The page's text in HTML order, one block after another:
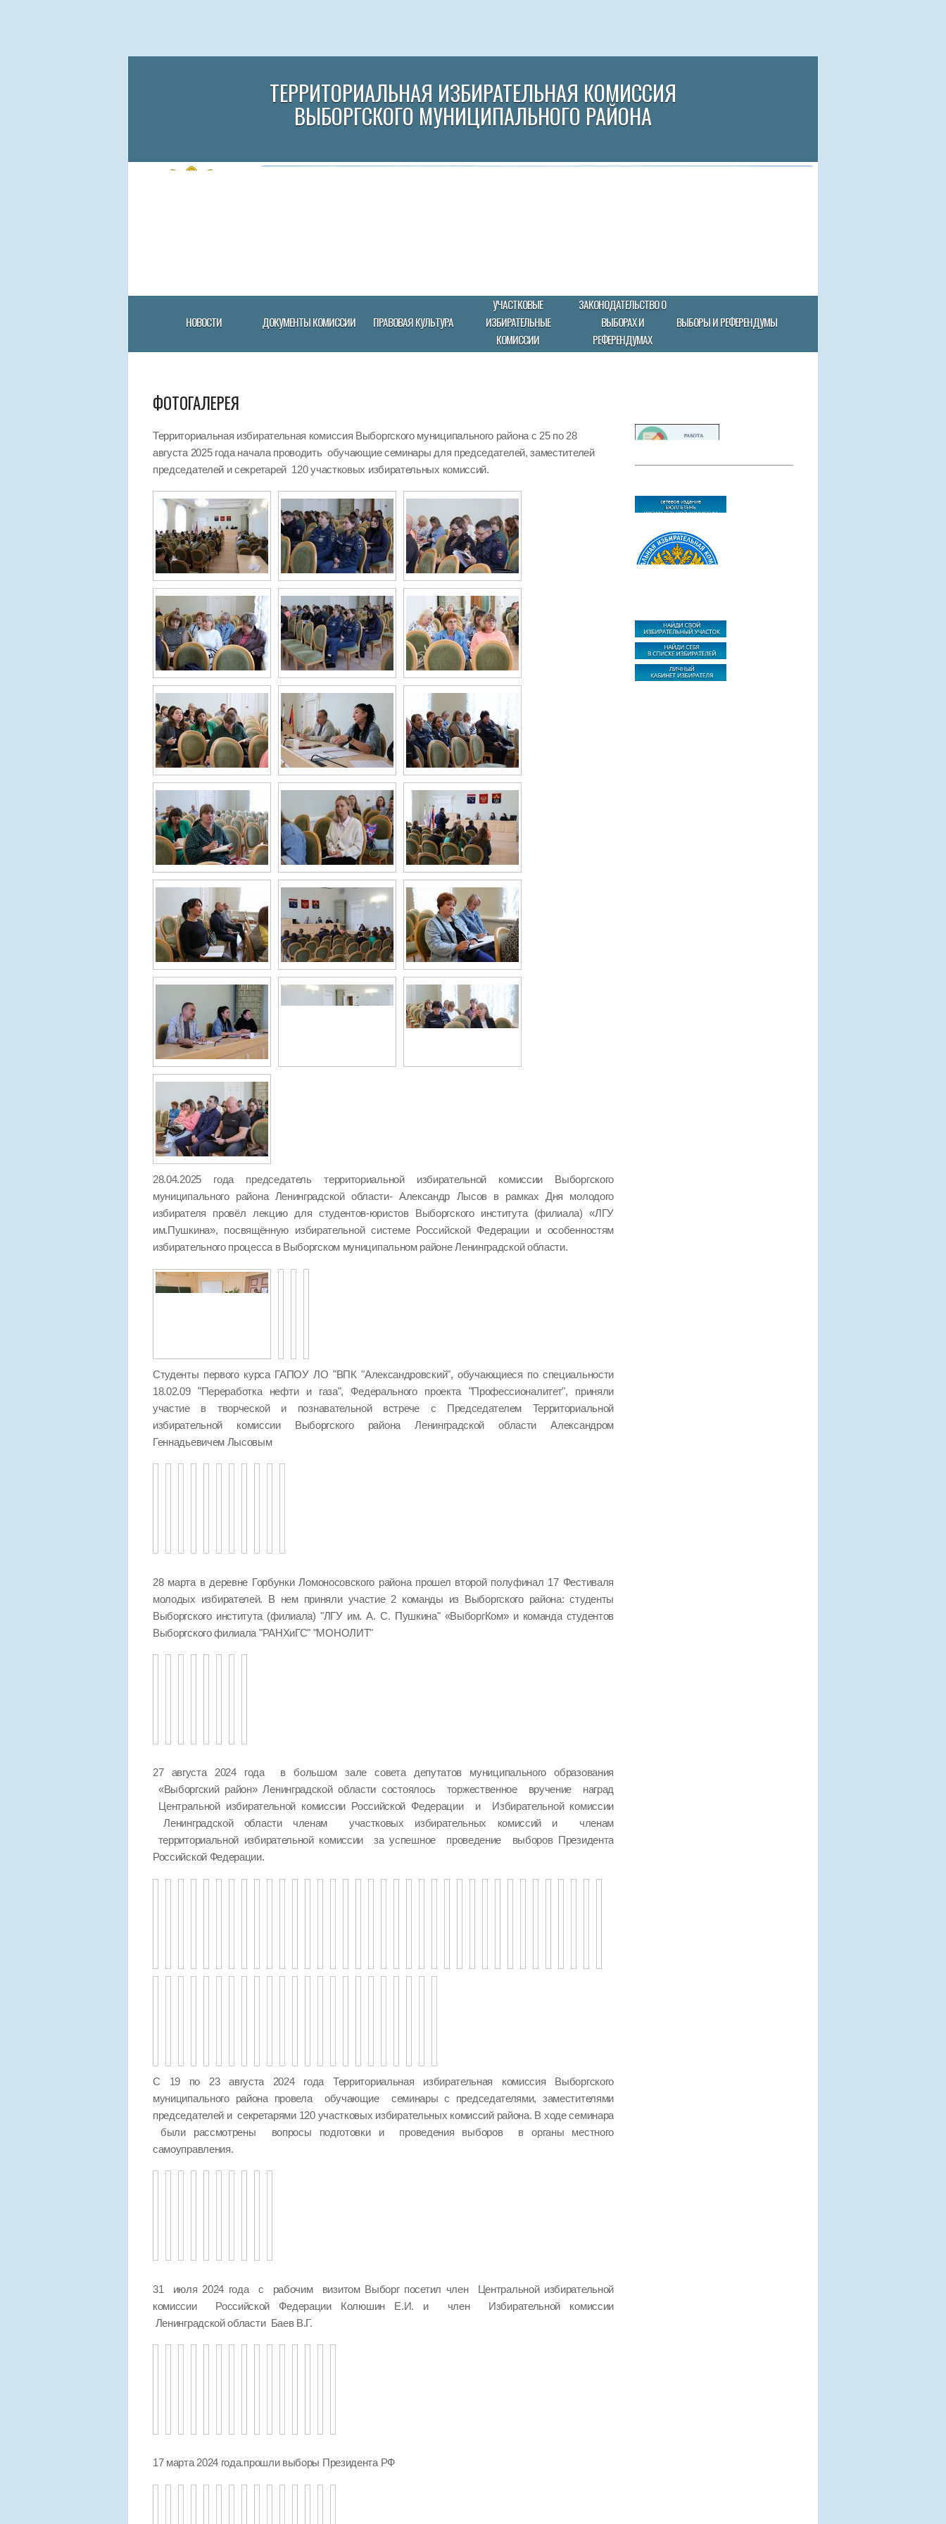
ТЕРРИТОРИАЛЬНАЯ ИЗБИРАТЕЛЬНАЯ КОМИССИЯ
ВЫБОРГСКОГО МУНИЦИПАЛЬНОГО РАЙОНА
НОВОСТИ ДОКУМЕНТЫ КОМИССИИ ПРАВОВАЯ КУЛЬТУРА
УЧАСТКОВЫЕ
ИЗБИРАТЕЛЬНЫЕ
КОМИССИИ
ЗАКОНОДАТЕЛЬСТВО О
ВЫБОРАХ И
РЕФЕРЕНДУМАХ
ВЫБОРЫ И РЕФЕРЕНДУМЫ
ФОТОГАЛЕРЕЯ
Территориальная избирательная комиссия Выборгского муниципального района с 25 по 28
августа 2025 года начала проводить обучающие семинары для председателей, заместителей
председателей и секретарей 120 участковых избирательных комиссий.
28.04.2025 года председатель территориальной избирательной комиссии Выборгского
муниципального района Ленинградской области- Александр Лысов в рамках Дня молодого
избирателя провёл лекцию для студентов-юристов Выборгского института (филиала) «ЛГУ
им.Пушкина», посвящённую избирательной системе Российской Федерации и особенностям
избирательного процесса в Выборгском муниципальном районе Ленинградской области.
Студенты первого курса ГАПОУ ЛО "ВПК "Александровский", обучающиеся по специальности
18.02.09 "Переработка нефти и газа", Федерального проекта "Профессионалитет", приняли
участие в творческой и познавательной встрече с Председателем Территориальной
избирательной комиссии Выборгского района Ленинградской области Александром
Геннадьевичем Лысовым
28 марта в деревне Горбунки Ломоносовского района прошел второй полуфинал 17 Фестиваля
молодых избирателей. В нем приняли участие 2 команды из Выборгского района: студенты
Выборгского института (филиала) "ЛГУ им. А. С. Пушкина" «ВыборгКом» и команда студентов
Выборгского филиала "РАНХиГС" "МОНОЛИТ"
27 августа 2024 года в большом зале совета депутатов муниципального образования
«Выборгский район» Ленинградской области состоялось торжественное вручение наград
Центральной избирательной комиссии Российской Федерации и Избирательной комиссии
Ленинградской области членам участковых избирательных комиссий и членам
территориальной избирательной комиссии за успешное проведение выборов Президента
Российской Федерации.
С 19 по 23 августа 2024 года Территориальная избирательная комиссия Выборгского
муниципального района провела обучающие семинары с председателями, заместителями
председателей и секретарями 120 участковых избирательных комиссий района. В ходе семинара
были рассмотрены вопросы подготовки и проведения выборов в органы местного
самоуправления.
31 июля 2024 года с рабочим визитом Выборг посетил член Центральной избирательной
комиссии Российской Федерации Колюшин Е.И. и член Избирательной комиссии
Ленинградской области Баев В.Г.
17 марта 2024 года.прошли выборы Президента РФ